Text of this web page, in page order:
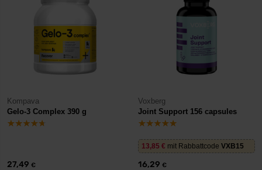
Kompava
Gelo-3 Complex 390 g
27,49 €
Voxberg
Joint Support 156 capsules
13,85 € mit Rabbattcode VXB15
16,29 €